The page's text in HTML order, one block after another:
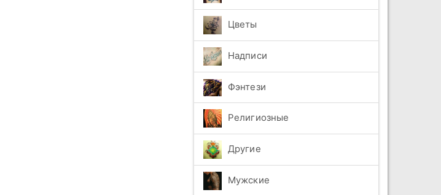
Цветы
Надписи
Фэнтези
Религиозные
Другие
Мужские